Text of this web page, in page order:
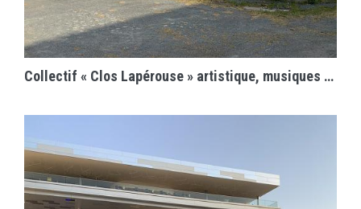
EN SAVOIR PLUS
Collectif « Clos Lapérouse » artistique, musiques actuelles et artisanal